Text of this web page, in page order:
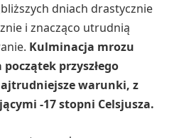
dniach drastycznie
i znacząco utrudnią
Kulminacja mrozu
przyszłego
warunki, z
-17 stopni Celsjusza.